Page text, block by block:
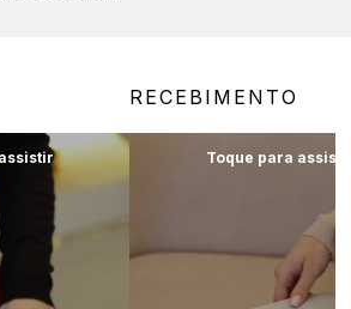
RECEBIMENTO